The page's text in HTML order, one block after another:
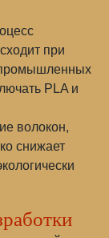
при
PLA и
волокон,
снижает